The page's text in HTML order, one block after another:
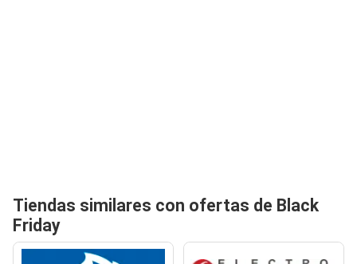
Tiendas similares con ofertas de Black
Friday